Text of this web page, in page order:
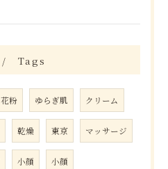
Tags
花粉 ゆらぎ肌 クリーム
乾燥 東京 マッサージ
小顔 小顔